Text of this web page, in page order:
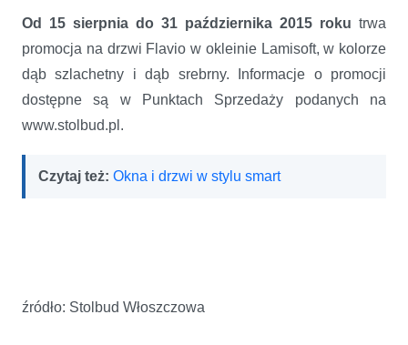
Od 15 sierpnia do 31 października 2015 roku trwa
promocja na drzwi Flavio w okleinie Lamisoft, w kolorze
dąb szlachetny i dąb srebrny. Informacje o promocji
dostępne są w Punktach Sprzedaży podanych na
www.stolbud.pl.
Czytaj też: Okna i drzwi w stylu smart
źródło: Stolbud Włoszczowa